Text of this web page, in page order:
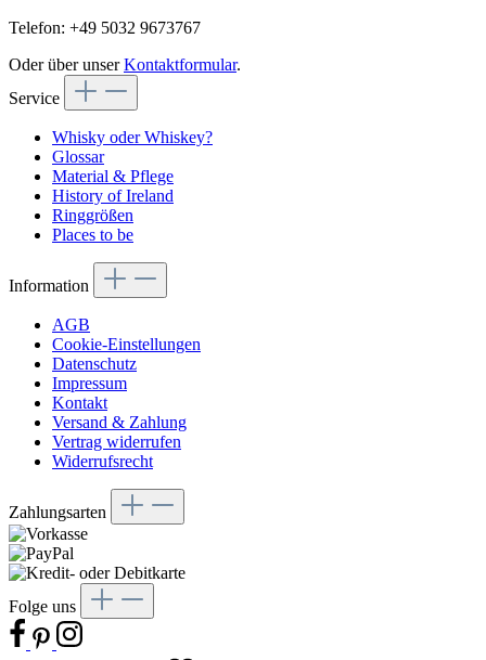
Telefon: +49 5032 9673767
Oder über unserKontaktformular.
Service
Whisky oder Whiskey?
Glossar
Material & Pflege
History of Ireland
Ringgrößen
Places to be
Information
AGB
Cookie-Einstellungen
Datenschutz
Impressum
Kontakt
Versand & Zahlung
Vertrag widerrufen
Widerrufsrecht
Zahlungsarten
Folge uns